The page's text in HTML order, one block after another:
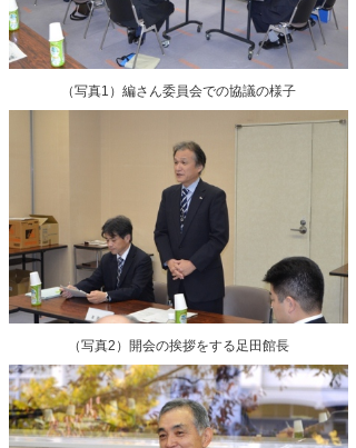
（写真1）編さん委員会での協議の様子
（写真2）開会の挨拶をする足田館長